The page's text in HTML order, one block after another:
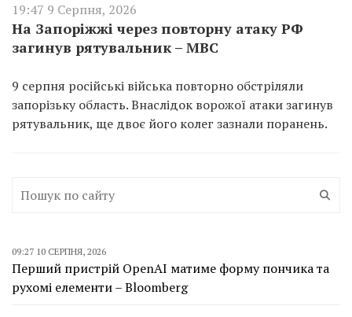
19:47 9 Серпня, 2026
На Запоріжжі через повторну атаку РФ
загинув рятувальник – МВС
9 серпня російські війська повторно обстріляли
запорізьку область. Внаслідок ворожої атаки загинув
рятувальник, ще двоє його колег зазнали поранень.
09:27 10 СЕРПНЯ, 2026
Перший пристрій OpenAI матиме форму пончика та
рухомі елементи – Bloomberg